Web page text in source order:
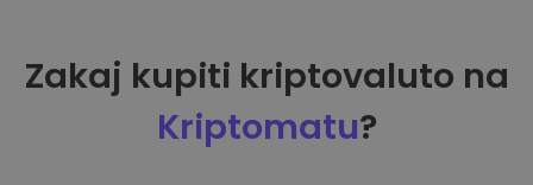
Zakaj kupiti kriptovaluto na
Kriptomatu?